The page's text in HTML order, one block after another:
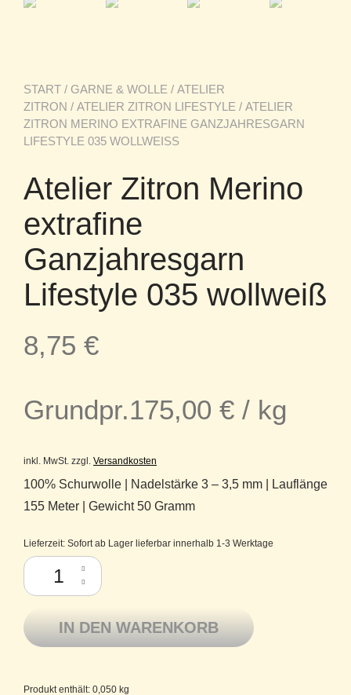
START / GARNE & WOLLE / ATELIER
ZITRON / ATELIER ZITRON LIFESTYLE / ATELIER
ZITRON MERINO EXTRAFINE GANZJAHRESGARN
LIFESTYLE 035 WOLLWEISS
Atelier Zitron Merino
extrafine
Ganzjahresgarn
Lifestyle 035 wollweiß
8,75 €
Grundpr.175,00 € / kg
inkl. MwSt. zzgl. Versandkosten
100% Schurwolle | Nadelstärke 3 – 3,5 mm | Lauflänge
155 Meter | Gewicht 50 Gramm
Lieferzeit: Sofort ab Lager lieferbar innerhalb 1-3 Werktage
Atelier Zitron Merino extrafine Ganzjahresgarn Lifestyle 035 wollweiß
IN DEN WARENKORB
Produkt enthält: 0,050 kg